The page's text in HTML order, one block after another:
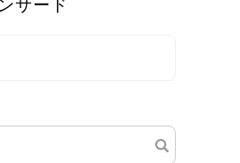
サード